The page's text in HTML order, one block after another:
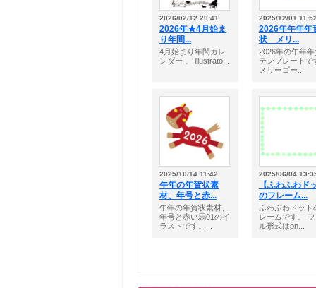
2026/02/12 20:41
2026年★4月始ま
り年間...
4月始まり年間カレ
ンダー 。 illustrato...
2025/12/01
2026年午年年
状 メリ...
2026年の午年
テンプレートで
メリーゴー...
2025/10/14 11:42
午年の年賀状素
材、年号と赤...
午年の年賀状素材、
年号と赤い馬01のイ
ラストです。...
2025/06/04
【ふわふわド
のフレーム...
ふわふわドット
レームです。
ル形式はpn...